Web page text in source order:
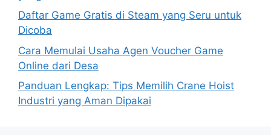
Daftar Game Gratis di Steam yang Seru untuk
Dicoba
Cara Memulai Usaha Agen Voucher Game
Online dari Desa
Panduan Lengkap: Tips Memilih Crane Hoist
Industri yang Aman Dipakai